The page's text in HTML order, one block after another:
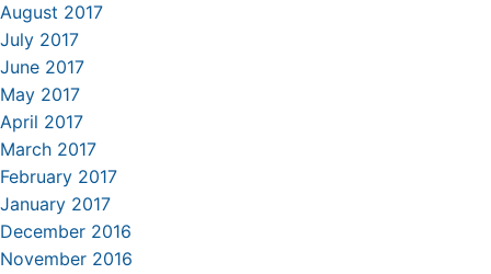
August 2017
July 2017
June 2017
May 2017
April 2017
March 2017
February 2017
January 2017
December 2016
November 2016